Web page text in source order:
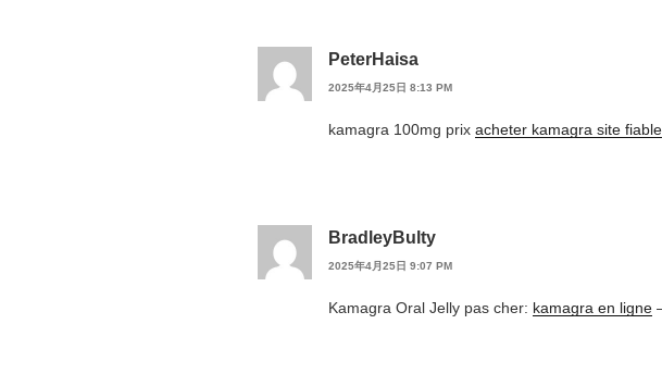
PeterHaisa
2025年4月25日 8:13 PM
kamagra 100mg prix acheter kamagra site fiable
BradleyBulty
2025年4月25日 9:07 PM
Kamagra Oral Jelly pas cher: kamagra en ligne